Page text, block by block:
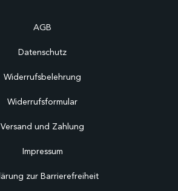
AGB
Datenschutz
Widerrufsbelehrung
Widerrufsformular
Versand und Zahlung
Impressum
zur Barrierefreiheit